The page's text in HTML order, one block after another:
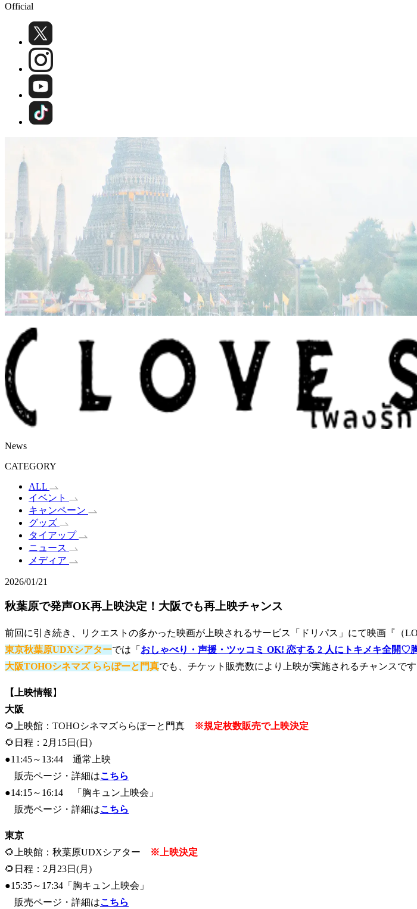
Official
News
CATEGORY
ALL
イベント
キャンペーン
グッズ
タイアップ
ニュース
メディア
2026/01/21
秋葉原で発声OK再上映決定！大阪でも再上映チャンス
前回に引き続き、リクエストの多かった映画が上映されるサービス「ドリパス」にて映画『（
東京秋葉原UDXシアターでは「 おしゃべり・声援・ツッコミ OK! 恋する 2 人にトキメキ全開♡
大阪TOHOシネマズ ららぽーと門真でも、チケット販売数により上映が実施されるチャンスです
【上映情報 】
大阪
🌻上映館：TOHOシネマズららぽーと門真
※規定枚数販売で上映決定
🌻日程：2月15日(日)
●11:45～13:44 通常上映
販売ページ・詳細はこちら
●14:15～16:14 「胸キュン上映会」
販売ページ・詳細はこちら
東京
🌻上映館：秋葉原UDXシアター
※上映決定
🌻日程：2月23日(月)
●15:35～17:34「胸キュン上映会」
販売ページ・詳細はこちら